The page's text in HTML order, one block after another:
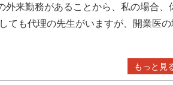
外来勤務があることから、私の場合、
も代理の先生がいますが、開業医
もっと見